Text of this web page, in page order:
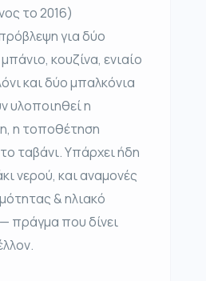
το 2016)
για δύο
κουζίνα, ενιαίο
και δύο μπαλκόνια
υλοποιηθεί η
η τοποθέτηση
ταβάνι. Υπάρχει ήδη
νερού, και αναμονές
& ηλιακό
πράγμα που δίνει